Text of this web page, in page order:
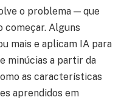
o problema — que
começar. Alguns
mais e aplicam IA para
minúcias a partir da
as características
aprendidos em